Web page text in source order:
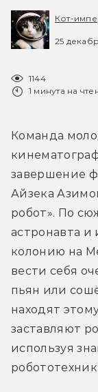
Кот-
25
1144
1 минута на
Команда
завершение
Айзека
робот». По
астронавта и
колонию на
вести себя
пьян или
находят
заставляют
используя